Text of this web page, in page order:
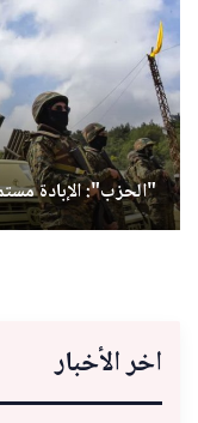
"الحزب": الإبادة
اخر الأخبار